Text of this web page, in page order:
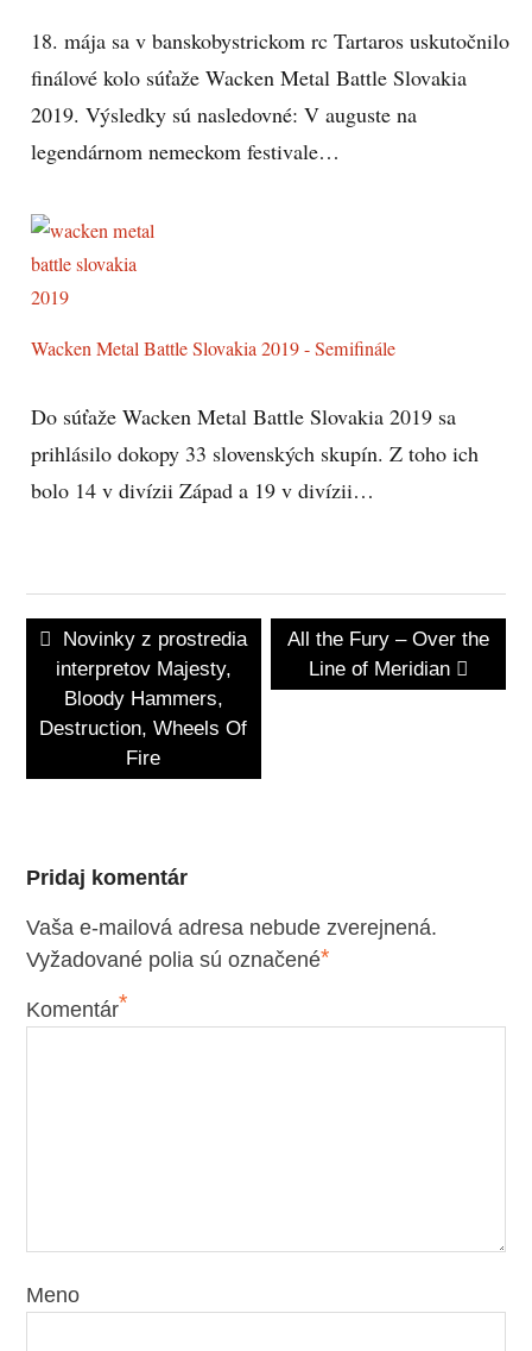
18. mája sa v banskobystrickom rc Tartaros uskutočnilo
finálové kolo súťaže Wacken Metal Battle Slovakia
2019. Výsledky sú nasledovné: V auguste na
legendárnom nemeckom festivale…
Wacken Metal Battle Slovakia 2019 - Semifinále
Do súťaže Wacken Metal Battle Slovakia 2019 sa
prihlásilo dokopy 33 slovenských skupín. Z toho ich
bolo 14 v divízii Západ a 19 v divízii…
Navigácia
článku
Previous
post:
Novinky z prostredia
interpretov Majesty,
Bloody Hammers,
Destruction, Wheels Of
Fire
Next
post:
All the Fury – Over the
Line of Meridian
Pridaj komentár
Vaša e-mailová adresa nebude zverejnená.
Vyžadované polia sú označené*
Komentár*
Meno